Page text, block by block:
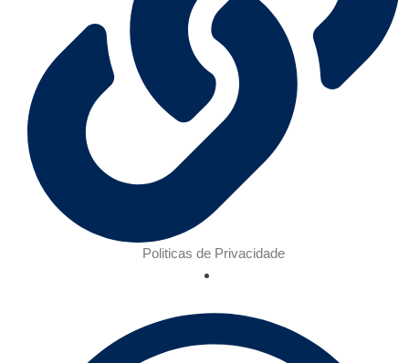
Politicas de Privacidade